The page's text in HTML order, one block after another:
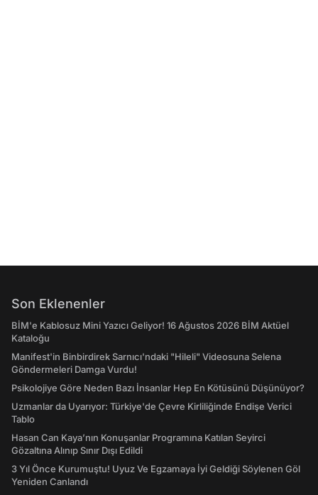
Son Eklenenler
BİM'e Kablosuz Mini Yazıcı Geliyor! 16 Ağustos 2026 BİM Aktüel
Kataloğu
Manifest'in Binbirdirek Sarnıcı'ndaki "Hileli" Videosuna Selena
Göndermeleri Damga Vurdu!
Psikolojiye Göre Neden Bazı İnsanlar Hep En Kötüsünü Düşünüyor?
Uzmanlar da Uyarıyor: Türkiye'de Çevre Kirliliğinde Endişe Verici
Tablo
Hasan Can Kaya’nın Konuşanlar Programına Katılan Seyirci
Gözaltına Alınıp Sınır Dışı Edildi
3 Yıl Önce Kurumuştu! Uyuz Ve Egzamaya İyi Geldiği Söylenen Göl
Yeniden Canlandı